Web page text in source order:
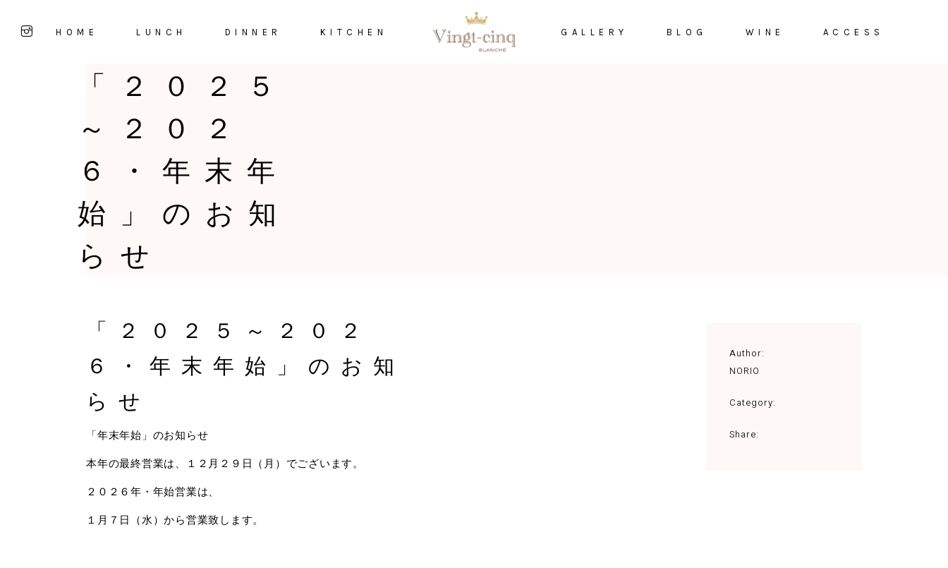
HOME LUNCH DINNER KITCHEN GALLERY BLOG WINE ACCESS
「２０２５
～２０２
６・年末年
始」のお知
らせ
「２０２５～２０２
６・年末年始」のお知
らせ
「年末年始」のお知らせ
本年の最終営業は、１２月２９日（月）でございます。
２０２６年・年始営業は、
１月７日（水）から営業致します。
Author:
NORIO
Category:
Share: